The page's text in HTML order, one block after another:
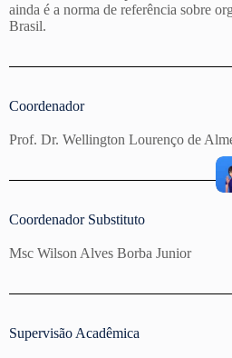
ainda é a norma de referência sobre
Brasil.
Coordenador
Prof. Dr. Wellington Lourenço de
Coordenador Substituto​
Msc Wilson Alves Borba Junior
Supervisão Acadêmica